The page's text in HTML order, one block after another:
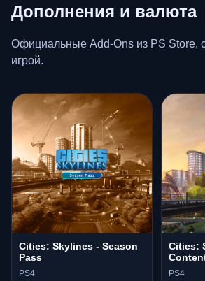
Дополнения и валюта
Официальные Add-Ons из PS Store,
игрой.
Cities: Skylines - Season
Pass
PS4
Cities:
PS4